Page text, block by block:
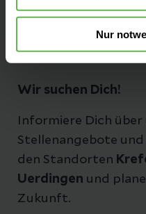
Nur
Folgen Sie uns
Wir suchen Dich!
Informiere Dich
Stellenangebote
den Standorten
Uerdingen und
Zukunft.